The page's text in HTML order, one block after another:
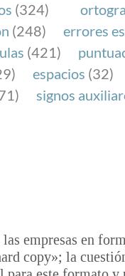
(324)
(248)
errores
(421)
espacios (32)
signos
empresas en
copy»; la